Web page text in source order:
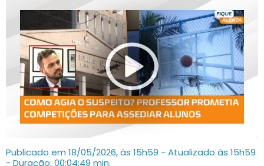
Publicado em 18/05/2026, às 15h59 - Atualizado às 15h59
- Duração: 00:04:49 min.